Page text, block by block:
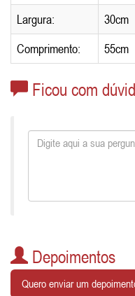
Largura:
30cm
Comprimento:
55cm
Ficou com
Depoimentos
Quero enviar um